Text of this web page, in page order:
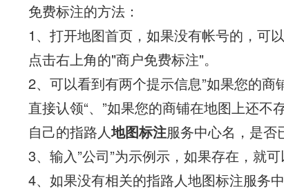
免费标注的方法：
1、打开地图首页，如果没有帐号的，可
点击右上角的"商户免费标注"。
2、可以看到有两个提示信息”如果您的
直接认领“、”如果您的商铺在地图上还不
自己的指路人地图标注服务中心名，是否
3、输入”公司”为示例示，如果存在，就
4、如果没有相关的指路人地图标注服务